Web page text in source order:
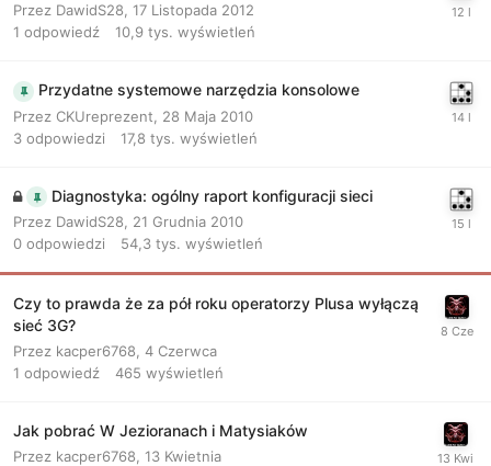
Przez DawidS28 17 Listopada 2012
1 odpowiedź 10,9 tys. wyświetleń
Przydatne systemowe narzędzia konsolowe
Przez CKUreprezent
28 Maja 2010
3 odpowiedzi 17,8 tys. wyświetleń
Diagnostyka: ogólny raport konfiguracji sieci
Przez DawidS28
21 Grudnia 2010
0 odpowiedzi 54,3 tys. wyświetleń
Czy to prawda że za pół roku operatorzy Plusa wyłączą
sieć 3G?
Przez kacper6768 4 Czerwca
1 odpowiedź 465 wyświetleń
Jak pobrać W Jezioranach i Matysiaków
Przez kacper6768 13 Kwietnia